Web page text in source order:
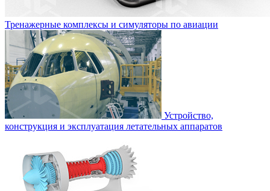
Тренажерные комплексы и симуляторы по авиации
Устройство,
конструкция и эксплуатация летательных аппаратов